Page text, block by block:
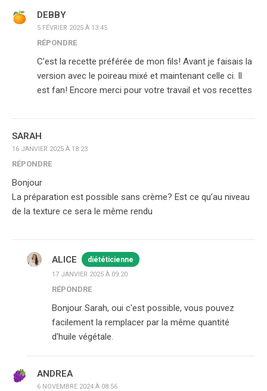
DEBBY
5 FÉVRIER 2025 À 13:45
RÉPONDRE
C’est la recette préférée de mon fils! Avant je faisais la
version avec le poireau mixé et maintenant celle ci. Il
est fan! Encore merci pour votre travail et vos recettes
SARAH
16 JANVIER 2025 À 18:23
RÉPONDRE
Bonjour
La préparation est possible sans crème? Est ce qu’au niveau
de la texture ce sera le même rendu
ALICE diététicienne
17 JANVIER 2025 À 09:20
RÉPONDRE
Bonjour Sarah, oui c'est possible, vous pouvez
facilement la remplacer par la même quantité
d'huile végétale.
ANDREA
6 NOVEMBRE 2024 À 08:56